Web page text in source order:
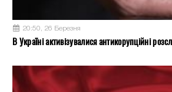
20:50, 26 Березня
В Україні активізувалися антикорупційні